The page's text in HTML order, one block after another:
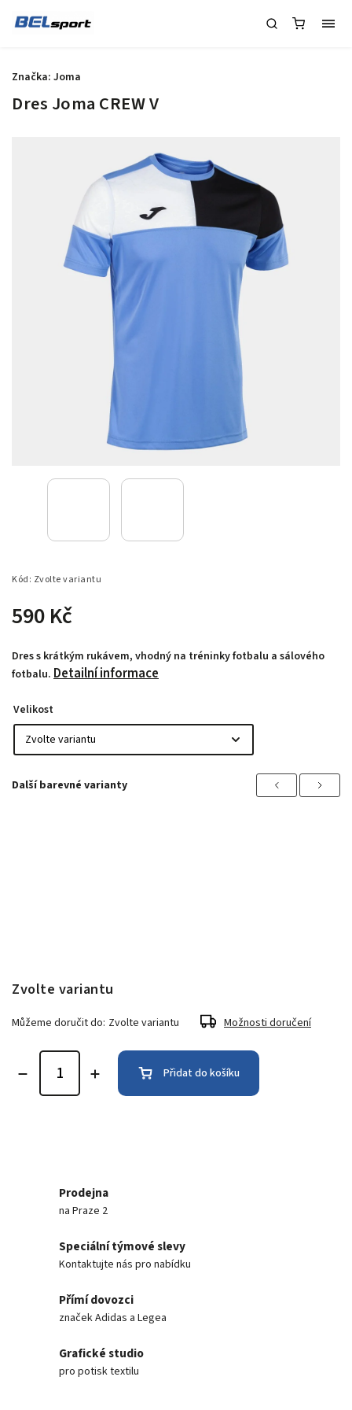
Dres Joma CREW V
Kód: Zvolte variantu
590 Kč
Dres s krátkým rukávem, vhodný na tréninky fotbalu a sálového
fotbalu. Detailní informace
Značka: Joma
Velikost
Previous Next
Zvolte variantu
Můžeme doručit do: Zvolte variantu Možnosti doručení
Přidat do košíku
Prodejna
na Praze 2
Speciální týmové slevy
Kontaktujte nás pro nabídku
Přímí dovozci
značek Adidas a Legea
Grafické studio
pro potisk textilu